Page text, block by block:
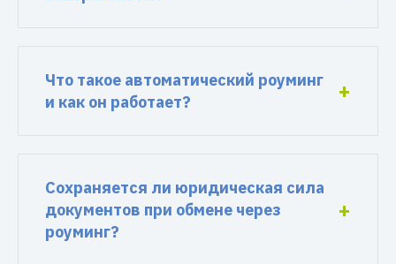
Что такое автоматический роуминг
и как он работает?
Сохраняется ли юридическая сила
документов при обмене через
роуминг?